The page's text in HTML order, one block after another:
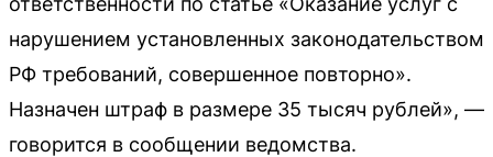
нарушением установленных законодательством
РФ требований, совершенное повторно».
Назначен штраф в размере 35 тысяч рублей», —
говорится в сообщении ведомства.